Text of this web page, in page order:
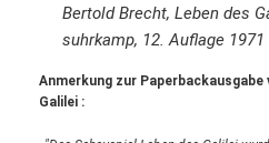
Bertold Brecht, Leben des
suhrkamp, 12. Auflage 1971
Anmerkung zur
Galilei :